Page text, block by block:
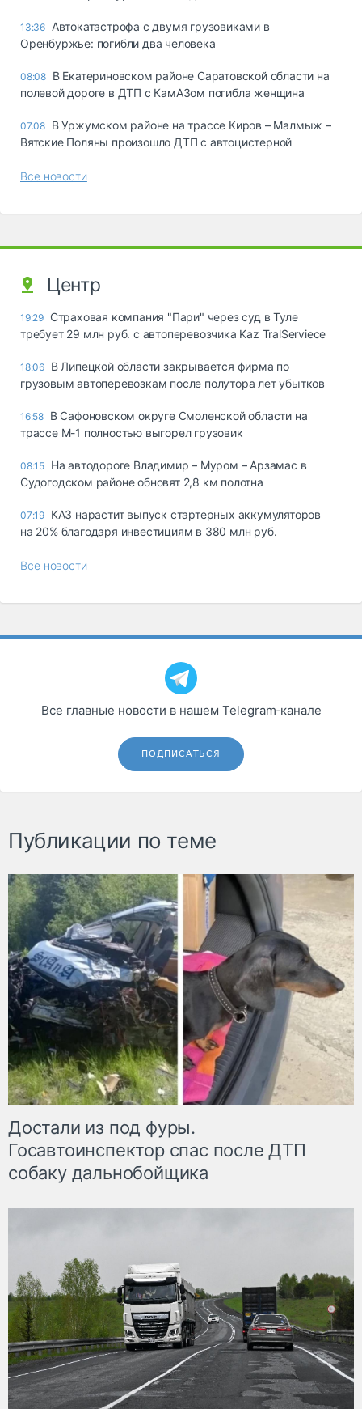
13:36 Автокатастрофа с двумя грузовиками в
Оренбуржье: погибли два человека
08:08 В Екатериновском районе Саратовской области на
полевой дороге в ДТП с КамАЗом погибла женщина
07.08 В Уржумском районе на трассе Киров – Малмыж –
Вятские Поляны произошло ДТП с автоцистерной
Все новости
Центр
19:29 Страховая компания "Пари" через суд в Туле
требует 29 млн руб. с автоперевозчика Kaz TralServiece
18:06 В Липецкой области закрывается фирма по
грузовым автоперевозкам после полутора лет убытков
16:58 В Сафоновском округе Смоленской области на
трассе М-1 полностью выгорел грузовик
08:15 На автодороге Владимир – Муром – Арзамас в
Судогодском районе обновят 2,8 км полотна
07:19 КАЗ нарастит выпуск стартерных аккумуляторов
на 20% благодаря инвестициям в 380 млн руб.
Все новости
Все главные новости в нашем Telegram‑канале
ПОДПИСАТЬСЯ
Публикации по теме
Достали из под фуры.
Госавтоинспектор спас после ДТП
собаку дальнобойщика